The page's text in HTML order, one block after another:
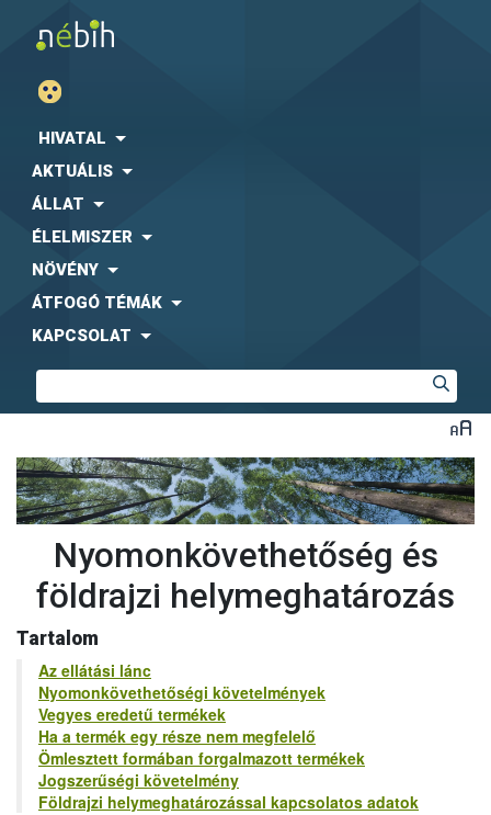
HIVATAL
AKTUÁLIS
ÁLLAT
ÉLELMISZER
NÖVÉNY
ÁTFOGÓ TÉMÁK
KAPCSOLAT
Nyomonkövethetőség és
földrajzi helymeghatározás
Tartalom
Az ellátási lánc
Nyomonkövethetőségi követelmények
Vegyes eredetű termékek
Ha a termék egy része nem megfelelő
Ömlesztett formában forgalmazott termékek
Jogszerűségi követelmény
Földrajzi helymeghatározással kapcsolatos adatok